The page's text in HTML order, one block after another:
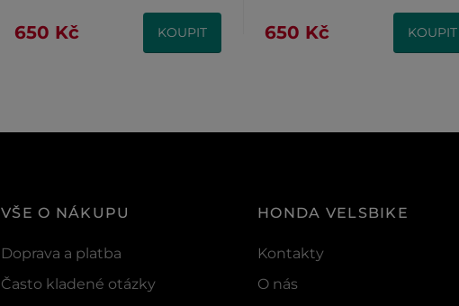
650 Kč KOUPIT 650 Kč KOUPIT
VŠE O NÁKUPU
Doprava a platba
Často kladené otázky
HONDA VELSBIKE
Kontakty
O nás